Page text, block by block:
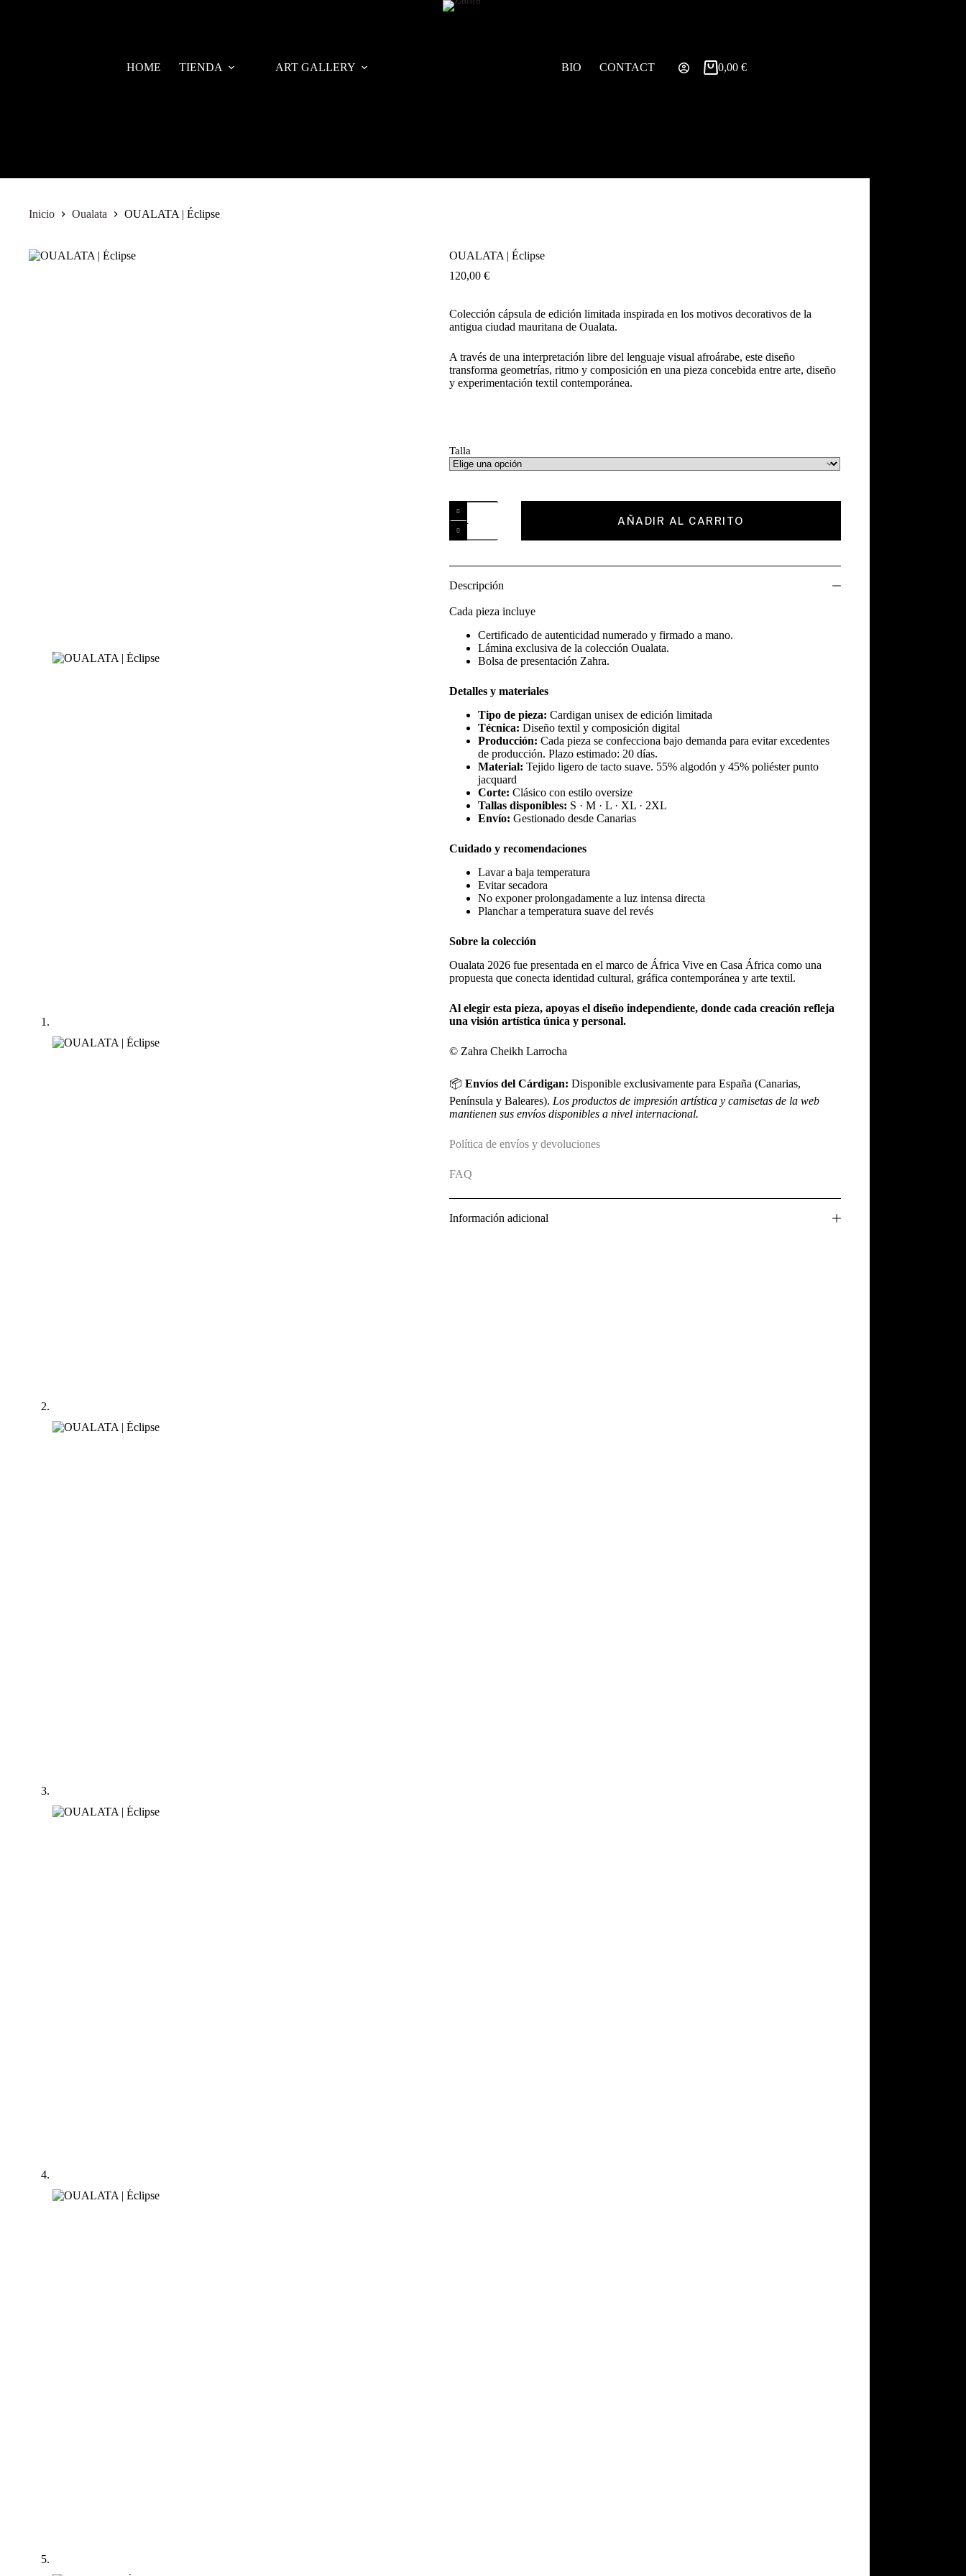
HOME TIENDA ART GALLERY BIO CONTACT 0,00 €
Inicio Oualata OUALATA | Éclipse
OUALATA | Éclipse
120,00 €
Colección cápsula de edición limitada inspirada en los motivos decorativos de la
antigua ciudad mauritana de Oualata.
A través de una interpretación libre del lenguaje visual afroárabe, este diseño
transforma geometrías, ritmo y composición en una pieza concebida entre arte, diseño
y experimentación textil contemporánea.
Talla
AÑADIR AL CARRITO
Descripción
Cada pieza incluye
Certificado de autenticidad numerado y firmado a mano.
Lámina exclusiva de la colección Oualata.
Bolsa de presentación Zahra.
Detalles y materiales
Tipo de pieza: Cardigan unisex de edición limitada
Técnica: Diseño textil y composición digital
Producción: Cada pieza se confecciona bajo demanda para evitar excedentes
de producción. Plazo estimado: 20 días.
Material: Tejido ligero de tacto suave. 55% algodón y 45% poliéster punto
jacquard
Corte: Clásico con estilo oversize
Tallas disponibles: S · M · L · XL · 2XL
Envío: Gestionado desde Canarias
Cuidado y recomendaciones
Lavar a baja temperatura
Evitar secadora
No exponer prolongadamente a luz intensa directa
Planchar a temperatura suave del revés
Sobre la colección
Oualata 2026 fue presentada en el marco de África Vive en Casa África como una
propuesta que conecta identidad cultural, gráfica contemporánea y arte textil.
Al elegir esta pieza, apoyas el diseño independiente, donde cada creación refleja
una visión artística única y personal.
© Zahra Cheikh Larrocha
📦 Envíos del Cárdigan: Disponible exclusivamente para España (Canarias,
Península y Baleares). Los productos de impresión artística y camisetas de la web
mantienen sus envíos disponibles a nivel internacional.
Política de envíos y devoluciones
FAQ
Información adicional